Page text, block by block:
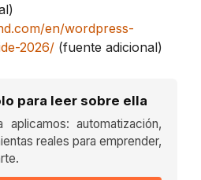
en/wordpress-
2026/ (fuente adicional)
para leer sobre ella
automatización,
reales para emprender,